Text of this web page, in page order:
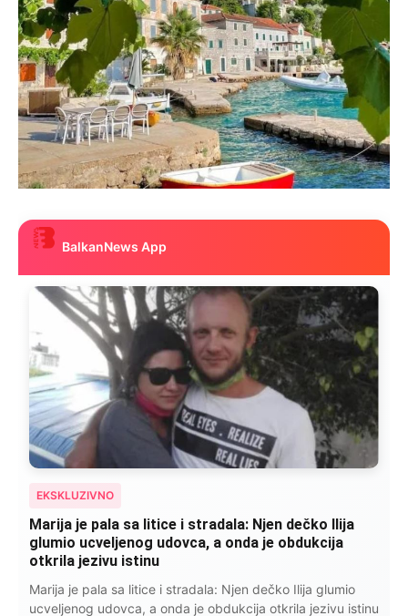
BalkanNews App
EKSKLUZIVNO
Marija je pala sa litice i stradala: Njen dečko Ilija
glumio ucveljenog udovca, a onda je obdukcija
otkrila jezivu istinu
Marija je pala sa litice i stradala: Njen dečko Ilija glumio
ucveljenog udovca, a onda je obdukcija otkrila jezivu istinu